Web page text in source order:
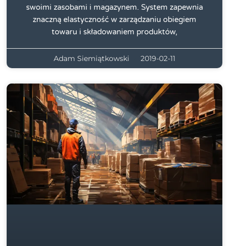
swoimi zasobami i magazynem. System zapewnia
znaczną elastyczność w zarządzaniu obiegiem
towaru i składowaniem produktów,
Adam Siemiątkowski 2019-02-11